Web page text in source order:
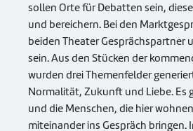
sollen Orte für Debatten sein,
und bereichern. Bei den
beiden Theater
sein. Aus den Stücken der
wurden drei Themenfelder
Normalität, Zukunft und Liebe. Es
und die Menschen, die hier
miteinander ins Gespräch bringen.